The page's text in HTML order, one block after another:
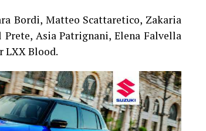
Bordi, Matteo Scattaretico, Zakaria
Asia Patrignani, Elena Falvella
LXX Blood.